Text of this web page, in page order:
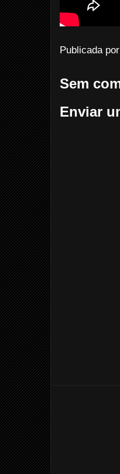
Publicada por
Sem
Enviar